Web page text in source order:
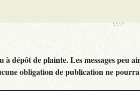
à dépôt de plainte. Les messages
obligation de publication ne